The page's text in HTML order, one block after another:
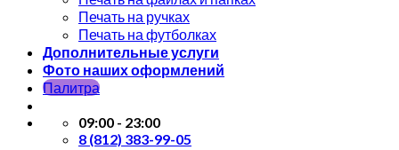
Печать на ручках
Печать на футболках
Дополнительные услуги
Фото наших оформлений
Палитра
09:00 - 23:00
8 (812) 383-99-05